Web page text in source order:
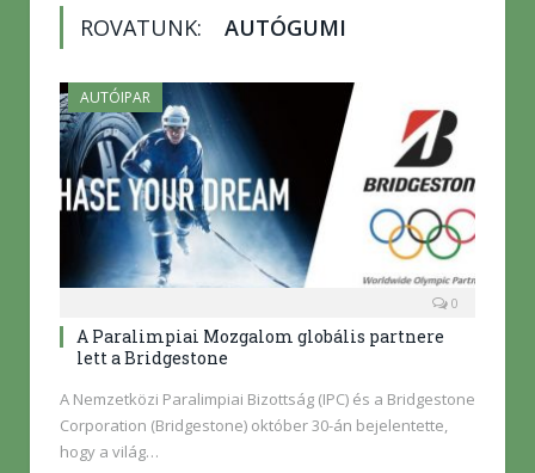
ROVATUNK: AUTÓGUMI
AUTÓIPAR
0
A Paralimpiai Mozgalom globális partnere
lett a Bridgestone
A Nemzetközi Paralimpiai Bizottság (IPC) és a Bridgestone
Corporation (Bridgestone) október 30-án bejelentette,
hogy a világ…